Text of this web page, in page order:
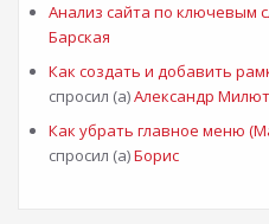
Анализ сайта по ключевым
Барская
Как создать и добавить
спросил (а)Александр
Как убрать главное меню
спросил (а)Борис